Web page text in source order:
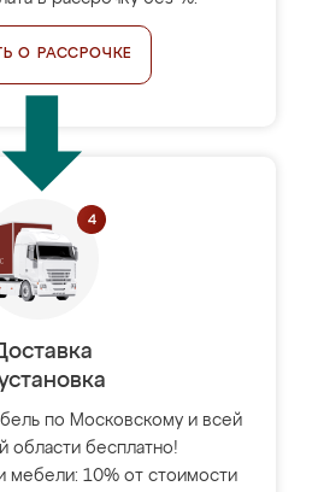
О РАССРОЧКЕ
по Московскому и всей
области бесплатно!
мебели: 10% от стоимости